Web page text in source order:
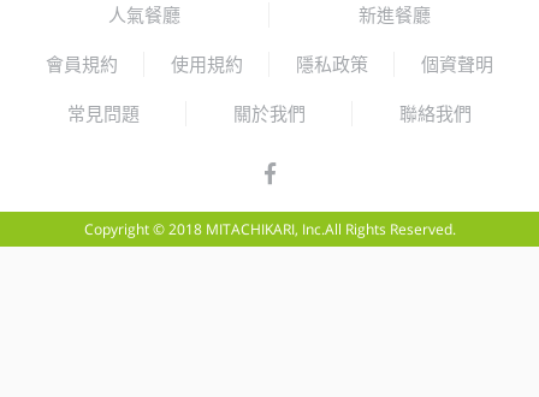
人氣餐廳 新進餐廳
會員規約 使用規約 隱私政策 個資聲明
常見問題 關於我們 聯絡我們
Copyright © 2018 MITACHIKARI, Inc.All Rights Reserved.